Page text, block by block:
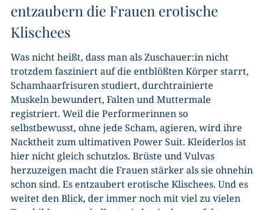
entzaubern die Frauen erotische
Klischees
Was nicht heißt, dass man als Zuschauer:in nicht
trotzdem fasziniert auf die entblößten Körper starrt,
Schamhaarfrisuren studiert, durchtrainierte
Muskeln bewundert, Falten und Muttermale
registriert. Weil die Performerinnen so
selbstbewusst, ohne jede Scham, agieren, wird ihre
Nacktheit zum ultimativen Power Suit. Kleiderlos ist
hier nicht gleich schutzlos. Brüste und Vulvas
herzuzeigen macht die Frauen stärker als sie ohnehin
schon sind. Es entzaubert erotische Klischees. Und es
weitet den Blick, der immer noch mit viel zu vielen